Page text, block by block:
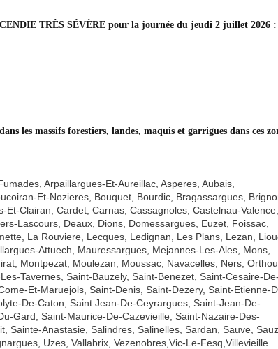
TRÈS SÉVÈRE pour la journée du jeudi 2 juillet 2026 :
les massifs forestiers, landes, maquis et garrigues dans ces
Arpaillargues-Et-Aureillac, Asperes, Aubais,
Et-Nozieres, Bouquet, Bourdic, Bragassargues,
Clairan, Cardet, Carnas, Cassagnoles, Castelnau-Valence,
Lascours, Deaux, Dions, Domessargues, Euzet, Foissac,
La Rouviere, Lecques, Ledignan, Les Plans, Lezan,
Attuech, Mauressargues, Mejannes-Les-Ales, Mons,
Montpezat, Moulezan, Moussac, Navacelles, Ners,
Tavernes, Saint-Bauzely, Saint-Benezet, Saint-Cesaire-De-
Et-Maruejols, Saint-Denis, Saint-Dezery, Saint-Etienne-
De-Caton, Saint Jean-De-Ceyrargues, Saint-Jean-De-
Gard, Saint-Maurice-De-Cazevieille, Saint-Nazaire-Des-
Anastasie, Salindres, Salinelles, Sardan, Sauve,
Uzes, Vallabrix, Vezenobres,Vic-Le-Fesq,Villevieille